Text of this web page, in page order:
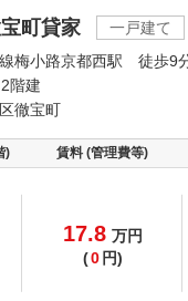
町貸家
一戸建て
線梅小路京都西駅 徒歩9
階建
徹宝町
) 賃料 (管理費等)
17.8 万円
(0 円)